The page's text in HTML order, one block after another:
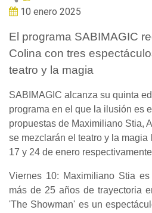
10 enero 2025
El programa SABIMAGIC
Colina con tres
teatro y la magia
SABIMAGIC alcanza su quinta
programa en el que la ilusión es
propuestas de Maximiliano Stia,
se mezclarán el teatro y la magia
17 y 24 de enero
Viernes 10: Maximiliano Stia
más de 25 años de trayectoria
'The Showman' es un